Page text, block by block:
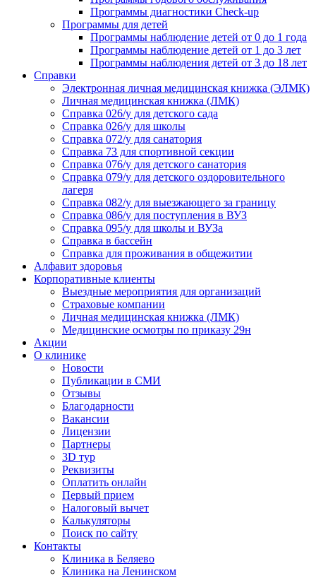
Программы диагностики Check-up
Программы для детей
Программы наблюдение детей от 0 до 1 года
Программы наблюдение детей от 1 до 3 лет
Программы наблюдения детей от 3 до 18 лет
Справки
Электронная личная медицинская книжка (ЭЛМК)
Личная медицинская книжка (ЛМК)
Справка 026/у для детского сада
Справка 026/у для школы
Справка 072/у для санатория
Справка 73 для спортивной секции
Справка 076/у для детского санатория
Справка 079/у для детского оздоровительного
лагеря
Справка 082/у для выезжающего за границу
Справка 086/у для поступления в ВУЗ
Справка 095/у для школы и ВУЗа
Справка в бассейн
Справка для проживания в общежитии
Алфавит здоровья
Корпоративные клиенты
Выездные мероприятия для организаций
Страховые компании
Личная медицинская книжка (ЛМК)
Медицинские осмотры по приказу 29н
Акции
О клинике
Новости
Публикации в СМИ
Отзывы
Благодарности
Вакансии
Лицензии
Партнеры
3D тур
Реквизиты
Оплатить онлайн
Первый прием
Налоговый вычет
Калькуляторы
Поиск по сайту
Контакты
Клиника в Беляево
Клиника на Ленинском